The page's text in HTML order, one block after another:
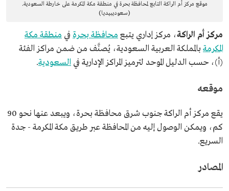
موقع مركز أم الراكة التابع لمحافظة بحرة في منطقة مكة المكرمة على خارطة السعودية.
(سعوديبيديا)
مركز أم الراكة، مركز إداري يتبع محافظة بحرة في منطقة مكة
المكرمة بالمملكة العربية السعودية، يُصنَّف من ضمن مراكز الفئة
(أ)، حسب الدليل الموحد لترميز المراكز الإدارية في السعودية.
موقعه
يقع مركز أم الراكة جنوب شرق محافظة بحرة، ويبعد عنها نحو 90
كم، ويمكن الوصول إليه من المحافظة عبر طريق مكة المكرمة - جدة
السريع.
المصادر